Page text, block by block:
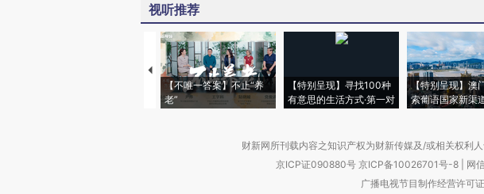
视听推荐
【不唯一答案】不止“养
老”
【特别呈现】寻找100种
有意思的生活方式·第一对
【特别呈现】澳
索葡语国家新渠
财新网所刊载内容之知识产权为财新传媒及/或相关权利
京ICP证090880号 京ICP备10026701号-8 网
广播电视节目制作经营许可